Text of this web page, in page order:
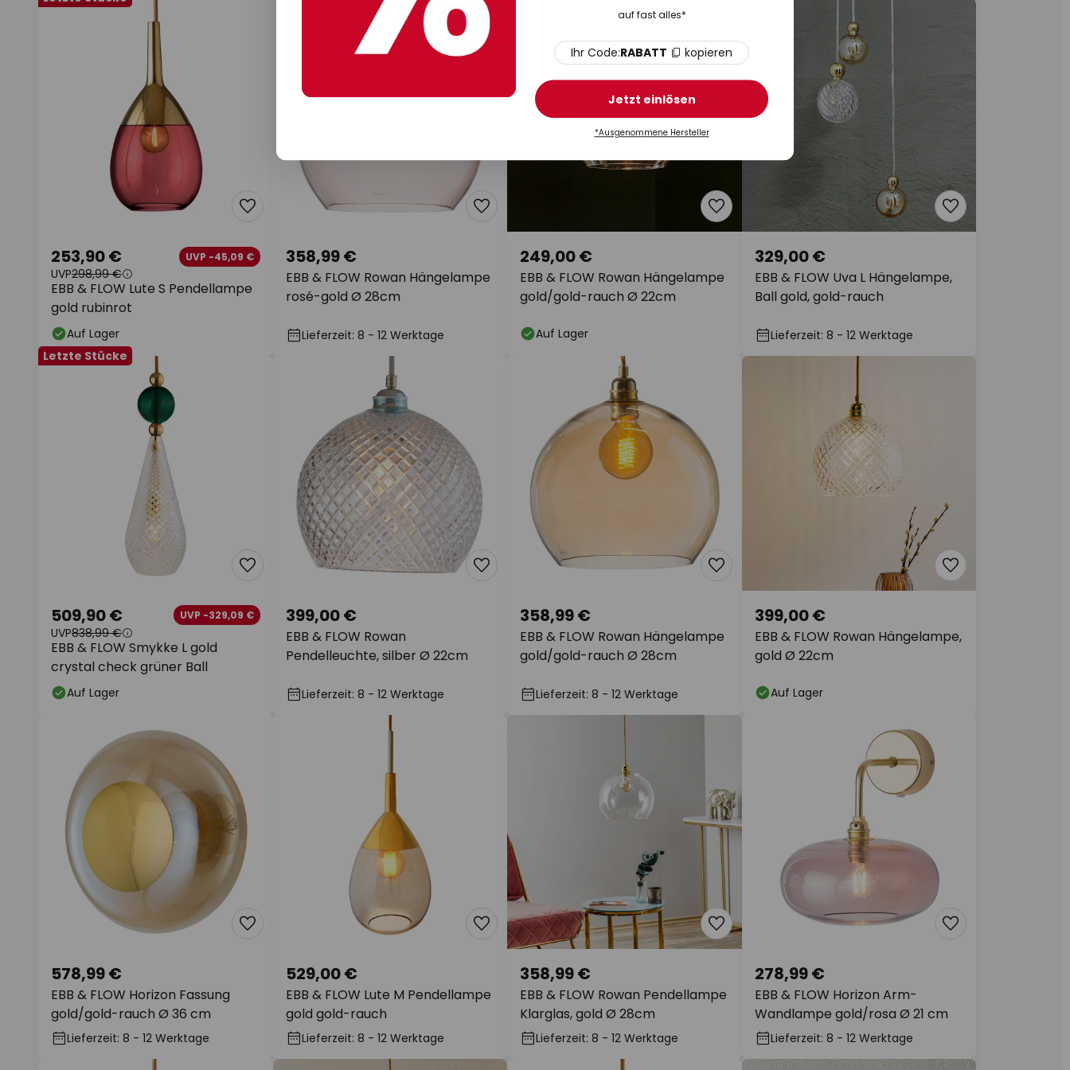
EBB & FLOW Lute S Pendellampe
gold rubinrot
253,90 € UVP -45,09 €
UVP298,99 €
Auf Lager
EBB & FLOW Rowan Hängelampe
rosé-gold Ø 28cm
358,99 €
Lieferzeit: 8 - 12 Werktage
EBB & FLOW Rowan Hängelampe
gold/gold-rauch Ø 22cm
249,00 €
Auf Lager
EBB & FLOW Uva L Hängelampe,
Ball gold, gold-rauch
329,00 €
Lieferzeit: 8 - 12 Werktage
Letzte Stücke
EBB & FLOW Smykke L gold
crystal check grüner Ball
509,90 € UVP -329,09 €
UVP838,99 €
Auf Lager
EBB & FLOW Rowan
Pendelleuchte, silber Ø 22cm
399,00 €
Lieferzeit: 8 - 12 Werktage
EBB & FLOW Rowan Hängelampe
gold/gold-rauch Ø 28cm
358,99 €
Lieferzeit: 8 - 12 Werktage
EBB & FLOW Rowan Hängelampe,
gold Ø 22cm
399,00 €
Auf Lager
EBB & FLOW Horizon Fassung
gold/gold-rauch Ø 36 cm
578,99 €
Lieferzeit: 8 - 12 Werktage
EBB & FLOW Lute M Pendellampe
gold gold-rauch
529,00 €
Lieferzeit: 8 - 12 Werktage
EBB & FLOW Rowan Pendellampe
Klarglas, gold Ø 28cm
358,99 €
Lieferzeit: 8 - 12 Werktage
EBB & FLOW Horizon Arm-
Wandlampe gold/rosa Ø 21 cm
278,99 €
Lieferzeit: 8 - 12 Werktage
auf fast alles*
Ihr Code:RABATT kopieren
Jetzt einlösen
*Ausgenommene Hersteller